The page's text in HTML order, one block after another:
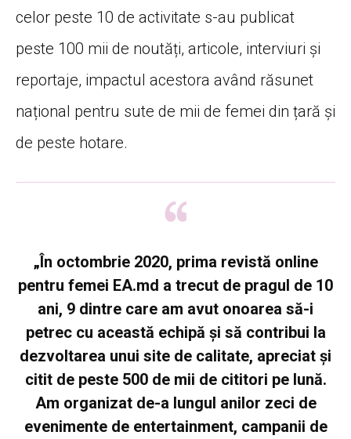
celor peste 10 de activitate s-au publicat
peste 100 mii de noutăți, articole, interviuri și
reportaje, impactul acestora având răsunet
național pentru sute de mii de femei din țară și
de peste hotare.
„În octombrie 2020, prima revistă online
pentru femei EA.md a trecut de pragul de 10
ani, 9 dintre care am avut onoarea să-i
petrec cu această echipă și să contribui la
dezvoltarea unui site de calitate, apreciat și
citit de peste 500 de mii de cititori pe lună.
Am organizat de-a lungul anilor zeci de
evenimente de entertainment, campanii de